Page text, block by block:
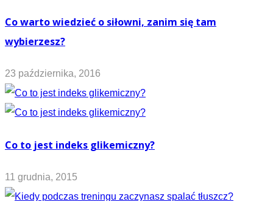
Co warto wiedzieć o siłowni, zanim się tam
wybierzesz?
23 października, 2016
Co to jest indeks glikemiczny?
11 grudnia, 2015